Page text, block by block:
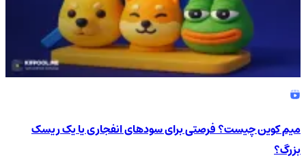
میم کوین چیست؟ فرصتی برای سودهای انفجاری یا یک ریسک
بزرگ؟